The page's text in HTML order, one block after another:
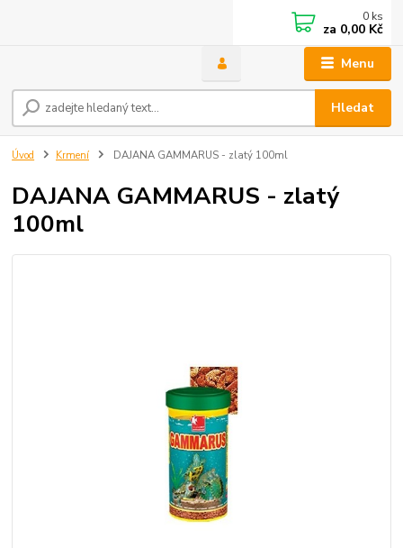
Menu
Hledat
0 ks
za 0,00 Kč
Úvod Krmení DAJANA GAMMARUS - zlatý 100ml
DAJANA GAMMARUS - zlatý
100ml